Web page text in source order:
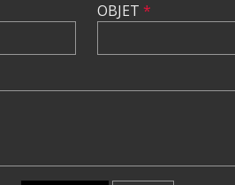
OBJET *